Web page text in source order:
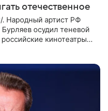
отечественное
Народный артист РФ
осудил теневой
кинотеатры